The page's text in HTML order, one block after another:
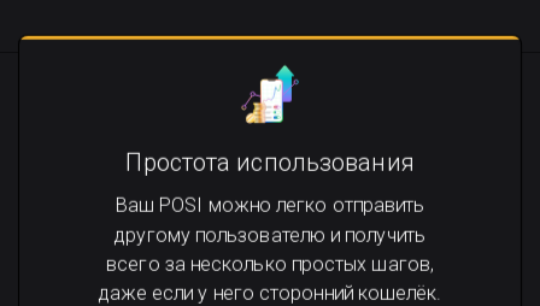
Простота использования
Ваш POSI можно легко отправить
другому пользователю и получить
всего за несколько простых шагов,
даже если у него сторонний кошелёк.